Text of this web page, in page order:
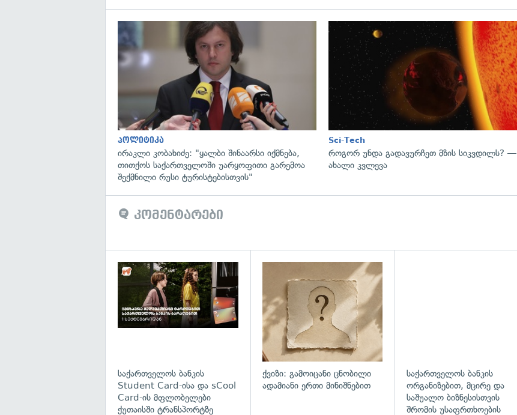
გადახედვა
პოლიტიკა
ირაკლი კობახიძე: "ყალბი შინაარსი იქმნება,
თითქოს საქართველოში უარყოფითი გარემოა
შექმნილი რუსი ტურისტებისთვის"
Sci-Tech
როგორ უნდა გადავურჩეთ მზის სიკვდილს? —
ახალი კვლევა
კომენტარები
საქართველოს ბანკის
Student Card-ისა და sCool
Card-ის მფლობელები
ქუთაისში ტრანსპორტზე
ქვიზი: გამოიცანი ცნობილი
ადამიანი ერთი მინიშნებით
საქართველოს ბანკის
ორგანიზებით, მცირე და
საშუალო ბიზნესისთვის
შრომის უსაფრთხოების